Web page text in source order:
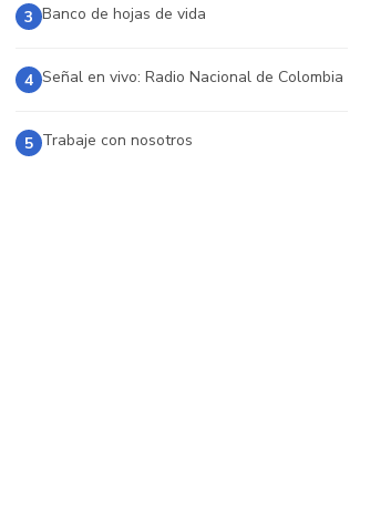
3 Banco de hojas de vida
4 Señal en vivo: Radio Nacional de Colombia
5 Trabaje con nosotros